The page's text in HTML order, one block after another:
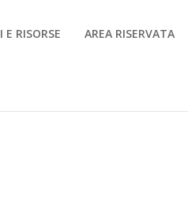
RISORSE AREA RISERVATA